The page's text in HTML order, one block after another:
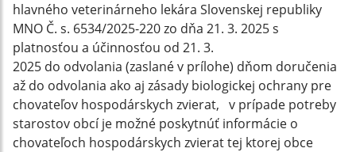
hlavného veterinárneho lekára Slovenskej republiky
MNO Č. s. 6534/2025-220 zo dňa 21. 3. 2025 s
platnosťou a účinnosťou od 21. 3.
2025 do odvolania (zaslané v prílohe) dňom doručenia
až do odvolania ako aj zásady biologickej ochrany pre
chovateľov hospodárskych zvierat, v prípade potreby
starostov obcí je možné poskytnúť informácie o
chovateľoch hospodárskych zvierat tej ktorej obce